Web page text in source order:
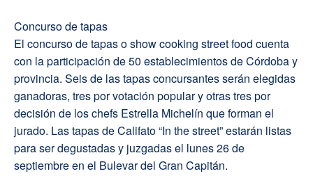
Concurso de tapas
El concurso de tapas o show cooking street food cuenta
con la participación de 50 establecimientos de Córdoba y
provincia. Seis de las tapas concursantes serán elegidas
ganadoras, tres por votación popular y otras tres por
decisión de los chefs Estrella Michelín que forman el
jurado. Las tapas de Califato “In the street” estarán listas
para ser degustadas y juzgadas el lunes 26 de
septiembre en el Bulevar del Gran Capitán.